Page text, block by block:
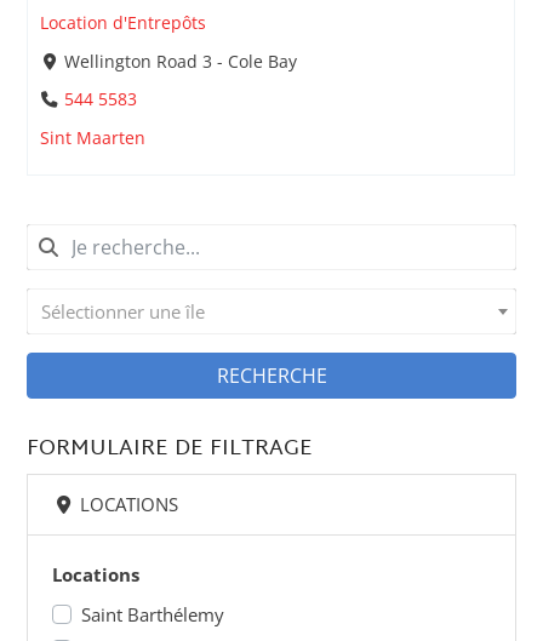
Location d'Entrepôts
Wellington Road 3 - Cole Bay
544 5583
Sint Maarten
Sélectionner une île
RECHERCHE
FORMULAIRE DE FILTRAGE
LOCATIONS
Locations
Saint Barthélemy